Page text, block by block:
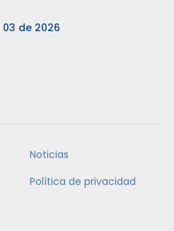
de 2026
Noticias
Política de privacidad